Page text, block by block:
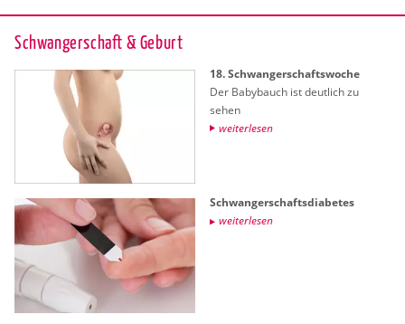
Schwan­ger­schaft & Ge­burt
18. Schwan­ger­schafts­wo­che
Der Ba­by­bauch ist deut­lich zu
sehen
wei­ter­le­sen
Schwan­ger­schafts­dia­be­tes
wei­ter­le­sen